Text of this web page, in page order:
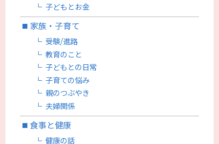
子どもとお金
家族・子育て
受験/進路
教育のこと
子どもとの日常
子育ての悩み
親のつぶやき
夫婦関係
食事と健康
健康の話